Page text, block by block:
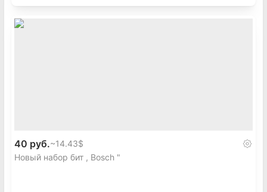
40 руб.~14.43$
Новый набор бит , Bosch "